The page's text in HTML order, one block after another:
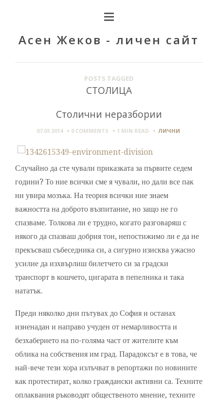
Асен Жеков - личен сайт
POSTS TAGGED
СТОЛИЦА
Столични неразбории
07.03.2014 0 COMMENTS 1 MIN READ ЛИЧНИ
Случайно да сте чували приказката за първите седем
години? То ние всички сме я чували, но дали все пак
ни увира мозъка. На теория всички ние знаем
важността на доброто възпитание, но защо не го
спазваме. Толкова ли е трудно, когато разговаряш с
някого да спазваш добрия тон, непостижимо ли е да не
прекъсваш събеседника си, а сигурно изисква ужасно
усилие да изхвърлиш билетчето си за градски
транспорт в кошчето, цигарата в пепелника и така
нататък.
Преди няколко дни пътувах до София и останах
изненадан и направо учуден от немарливостта и
безхаберието на по-голяма част от жителите към
облика на собствения им град. Парадоксът е в това, че
най-вече тези хора излъчват в репортажи по новините
как протестират, колко граждански активни са. Техните
оплаквания ръководят общественото мнение, техните